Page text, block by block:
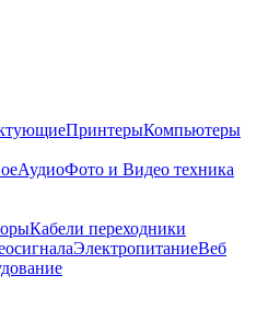
ПринтерыКомпьютеры
АудиоФото и Видео техника
Кабели переходники
ЭлектропитаниеВеб